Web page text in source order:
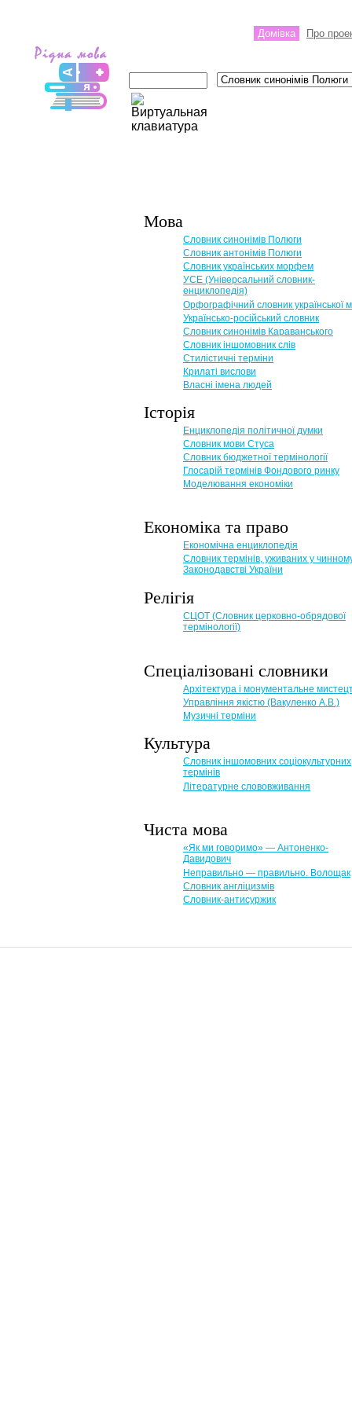
Домівка Про
Мова
Словник синонімів Полюги
Словник антонімів Полюги
Словник українських морфем
УСЕ (Універсальний словник-
енциклопедія)
Орфографічний словник української
Українсько-російський словник
Словник синонімів Караванського
Словник іншомовник слів
Стилістичні терміни
Крилаті вислови
Власні імена людей
Історія
Енциклопедія політичної думки
Словник мови Стуса
Словник бюджетної термінології
Глосарій термінів Фондового ринку
Моделювання економіки
Економіка та право
Eкономічна енциклопедія
Словник термінів, уживаних у
Законодавстві України
Релігія
СЦОТ (Словник церковно-обрядової
термінології)
Спеціалізовані словники
Архітектура і монументальне
Управління якістю (Вакуленко А.В.)
Музичні терміни
Культура
Словник іншомовних соціокультурних
термінів
Літературне слововживання
Чиста мова
«Як ми говоримо» — Антоненко-
Давидович
Неправильно — правильно. Волощак
Словник англіцизмів
Словник-антисуржик